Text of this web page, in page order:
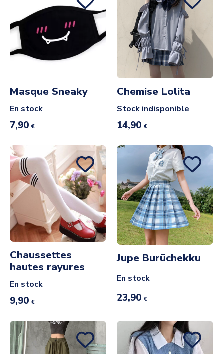
Masque Sneaky
En stock
7,90 €
Chemise Lolita
Stock indisponible
14,90 €
Chaussettes
hautes rayures
En stock
9,90 €
Jupe Burūchekku
En stock
23,90 €